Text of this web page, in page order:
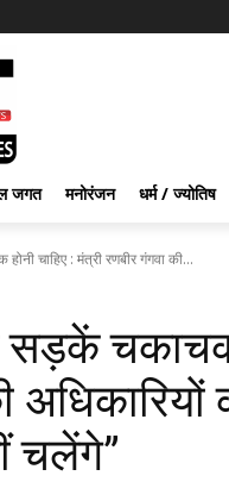
जगत मनोरंजन धर्म / ज्योतिष
चाहिए : मंत्री रणबीर गंगवा की...
चकाचक
चलेंगे”